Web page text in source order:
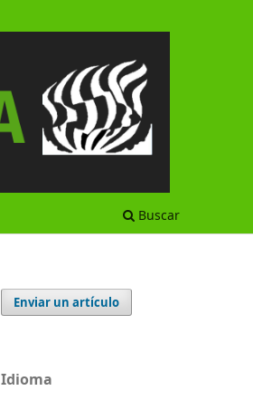
Buscar
Enviar un artículo
Idioma